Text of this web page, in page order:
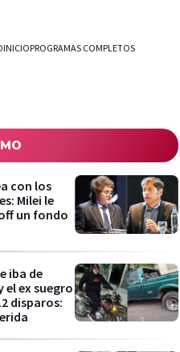
INICIOPROGRAMAS COMPLETOS
con los
Milei le
un fondo
iba de
el ex suegro
disparos: